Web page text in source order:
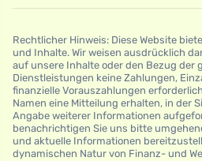
Rechtlicher Hinweis: Diese Website
und Inhalte. Wir weisen ausdrücklich
auf unsere Inhalte oder den Bezug der
Dienstleistungen keine Zahlungen,
finanzielle Vorauszahlungen
Namen eine Mitteilung erhalten, in der
Angabe weiterer Informationen
benachrichtigen Sie uns bitte
und aktuelle Informationen
dynamischen Natur von Finanz- und